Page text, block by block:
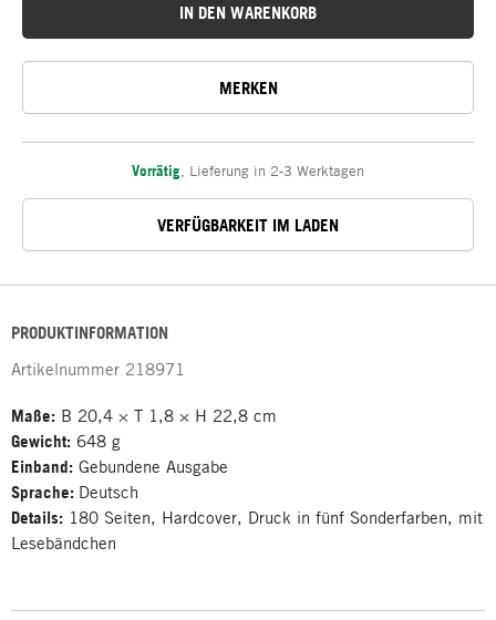
IN DEN WARENKORB
MERKEN
Vorrätig Lieferung in 2-3 Werktagen
VERFÜGBARKEIT IM LADEN
PRODUKTINFORMATION
Artikelnummer 218971
Maße: B 20,4 × T 1,8 × H 22,8 cm
Gewicht: 648 g
Einband: Gebundene Ausgabe
Sprache: Deutsch
Details: 180 Seiten, Hardcover, Druck in fünf Sonderfarben, mit
Lesebändchen